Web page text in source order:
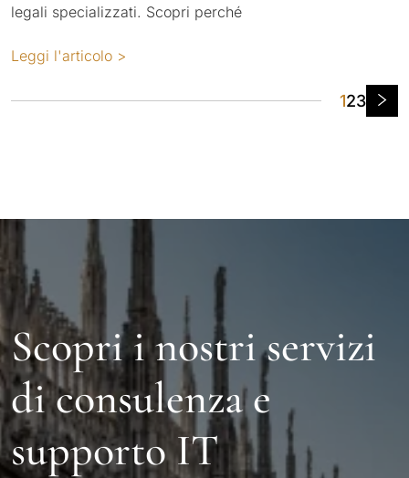
legali specializzati. Scopri perché
Leggi l'articolo >
123
Scopri i nostri servizi
di consulenza e
supporto IT